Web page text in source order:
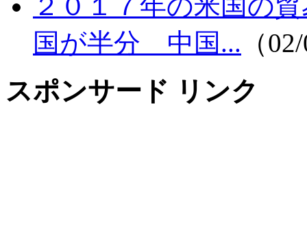
国が半分 中国... （
スポンサード リンク